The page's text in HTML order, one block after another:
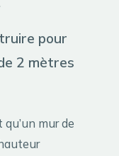
pour
2 mètres
qu’un mur de